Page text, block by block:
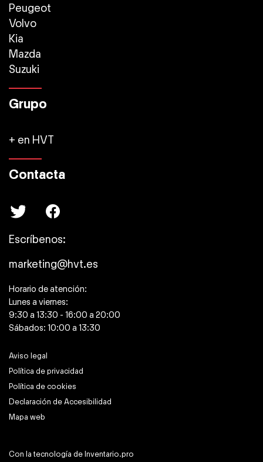
Peugeot
Volvo
Kia
Mazda
Suzuki
Grupo
+ en HVT
Contacta
Escríbenos:
marketing@hvt.es
Horario de atención:
Lunes a viernes:
9:30 a 13:30 - 16:00 a 20:00
Sábados: 10:00 a 13:30
Aviso legal
Política de privacidad
Política de cookies
Declaración de Accesibilidad
Mapa web
Con la tecnología de Inventario.pro